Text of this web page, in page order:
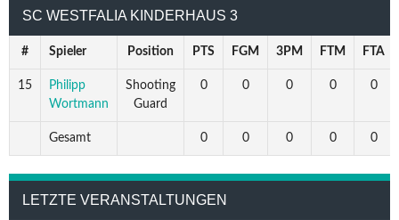
SC WESTFALIA KINDERHAUS 3
# Spieler Position PTS FGM 3PM FTM FTA
15
Philipp
Wortmann
Shooting
Guard
0 0 0 0 0
Gesamt 0 0 0 0 0
LETZTE VERANSTALTUNGEN